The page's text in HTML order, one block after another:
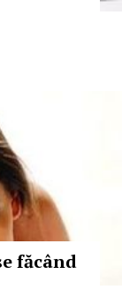
făcând